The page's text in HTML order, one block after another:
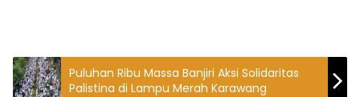
Puluhan Ribu Massa Banjiri Aksi Solidaritas
Palistina di Lampu Merah Karawang